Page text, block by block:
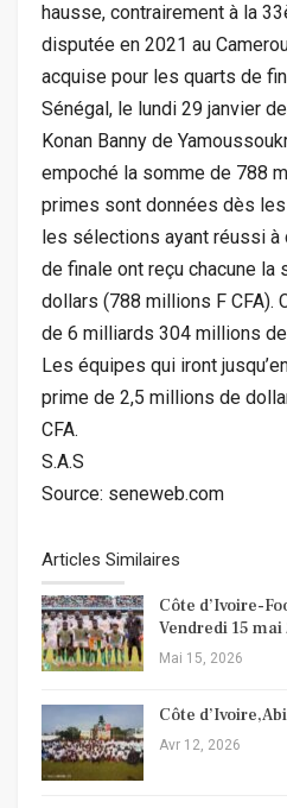
hausse, contrairement à la
disputée en 2021 au
acquise pour les quarts de
Sénégal, le lundi 29 janvier
Konan Banny de
empoché la somme de 788
primes sont données dès
les sélections ayant réussi
de finale ont reçu chacune la
dollars (788 millions F CFA).
de 6 milliards 304 millions de
Les équipes qui iront
prime de 2,5 millions de
CFA.
S.A.S
Source: seneweb.com
Articles Similaires
Côte d’Ivoire-
Vendredi 15
Mai 15, 2026
Côte
Avr 12, 2026